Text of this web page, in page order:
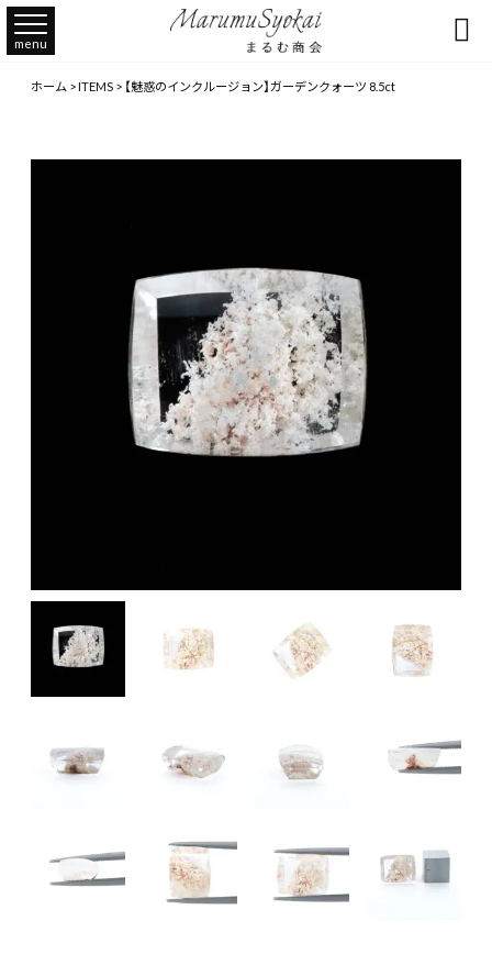
menu 
ホーム>ITEMS> 【魅惑のインクルージョン】ガーデンクォーツ 8.5ct